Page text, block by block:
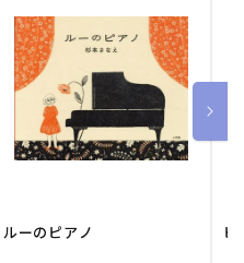
ルーのピアノ ピ